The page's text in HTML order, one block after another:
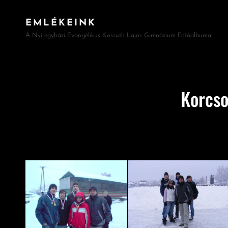
EMLÉKEINK
A Nyíregyházi Evangélikus Kossuth Lajos Gimnázium Fotóalbuma